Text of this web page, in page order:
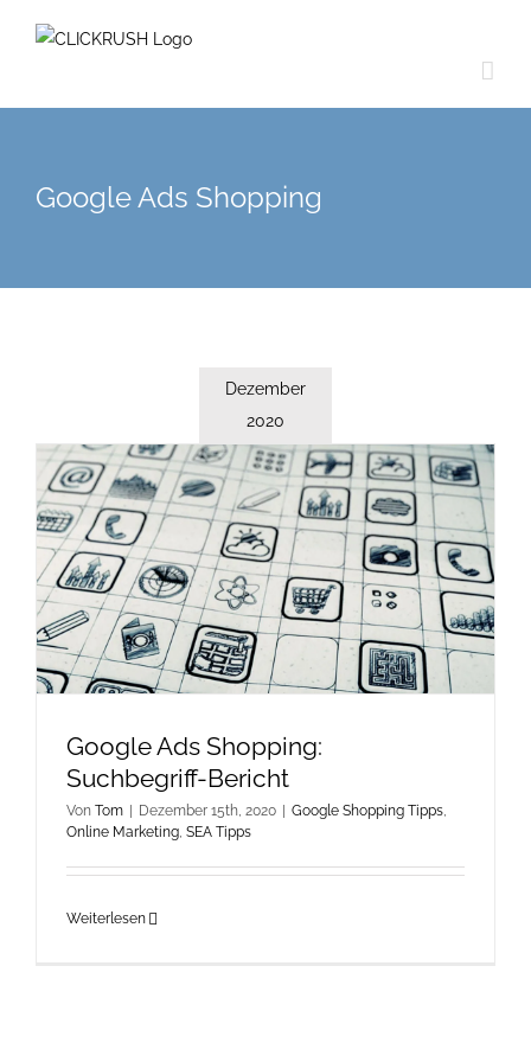
Inhalt
Google Ads Shopping
Dezember
2020
Google Ads Shopping:
Suchbegriff-Bericht
Von Tom Dezember 15th, 2020 Google Shopping Tipps,
Online Marketing, SEA Tipps
Weiterlesen